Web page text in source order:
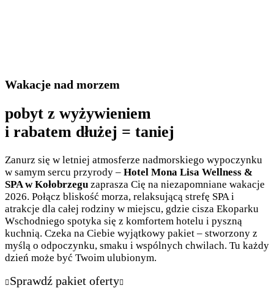
Wakacje nad morzem
pobyt z wyżywieniem
i rabatem dłużej = taniej
Zanurz się w letniej atmosferze nadmorskiego wypoczynku
w samym sercu przyrody – Hotel Mona Lisa Wellness &
SPA w Kołobrzegu zaprasza Cię na niezapomniane wakacje
2026. Połącz bliskość morza, relaksującą strefę SPA i
atrakcje dla całej rodziny w miejscu, gdzie cisza Ekoparku
Wschodniego spotyka się z komfortem hotelu i pyszną
kuchnią. Czeka na Ciebie wyjątkowy pakiet – stworzony z
myślą o odpoczynku, smaku i wspólnych chwilach. Tu każdy
dzień może być Twoim ulubionym.
Sprawdź pakiet oferty